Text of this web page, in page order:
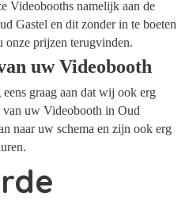
Videobooths namelijk aan de
Gastel en dit zonder in te boeten
prijzen terugvinden.
uw Videobooth
graag aan dat wij ook erg
uw Videobooth in Oud
naar uw schema en zijn ook erg